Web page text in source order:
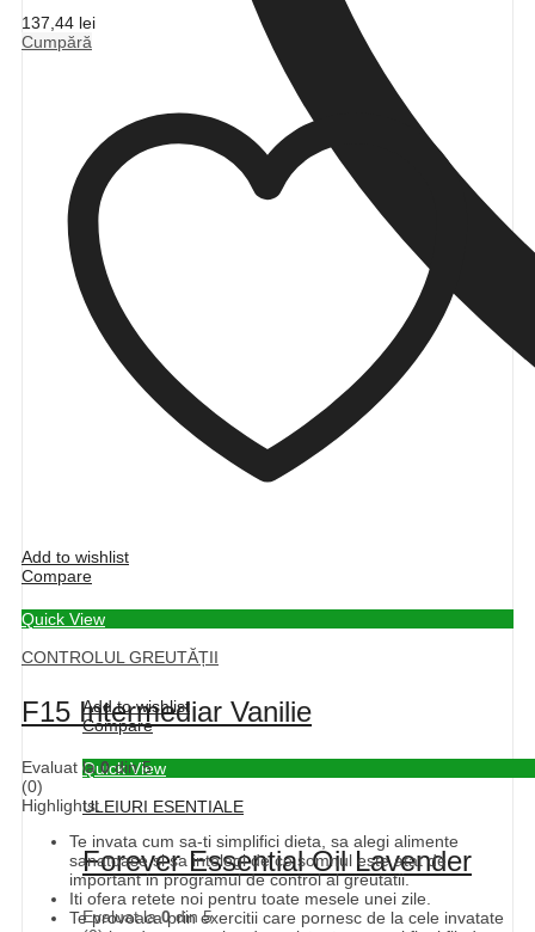
Add to wishlist
Compare
Quick View
ULEIURI ESENTIALE
Forever Essential Oil Lavender
Evaluat la0din 5
137,44 lei
Cumpără
Add to wishlist
Compare
Quick View
CONTROLUL GREUTĂȚII
F15 Intermediar Vanilie
Evaluat la0din 5
(0)
Highlights:
Te invata cum sa-ti simplifici dieta, sa alegi alimente
sanatoase si sa intelegi de ce somnul este atat de
important in programul de control al greutatii.
Iti ofera retete noi pentru toate mesele unei zile.
Te provoaca prin exercitii care pornesc de la cele invatate